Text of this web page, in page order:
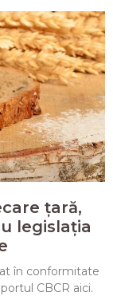
țară,
legislația
în conformitate
CBCR aici.